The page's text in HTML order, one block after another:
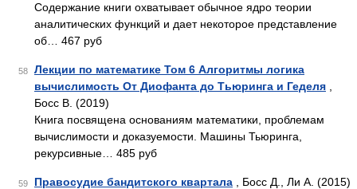
Содержание книги охватывает обычное ядро теории
аналитических функций и дает некоторое представление
об… 467 руб
58
Лекции по математике Том 6 Алгоритмы логика
вычислимость От Диофанта до Тьюринга и Геделя
Босс В. (2019)
Книга посвящена основаниям математики, проблемам
вычислимости и доказуемости. Машины Тьюринга,
рекурсивные… 485 руб
59 Правосудие бандитского квартала , Босс Д., Ли А. (2015)